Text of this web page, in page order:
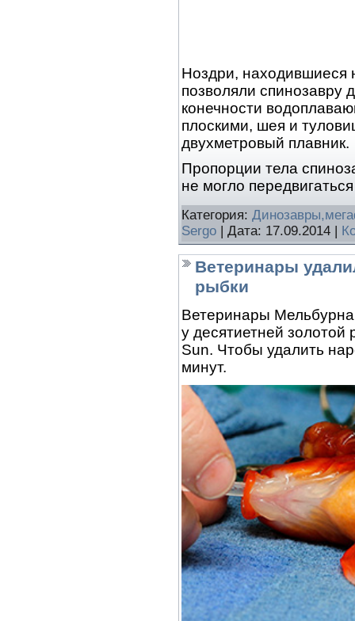
Ноздри, находившиеся
позволяли спинозавру
конечности
плоскими, шея и
двухметровый плавник.
Пропорции тела
не могло
Категория:
Sergo | Дата: 17.09.2014 |
Ветеринары
рыбки
Ветеринары
у десятиетней
Sun. Чтобы удалить
минут.